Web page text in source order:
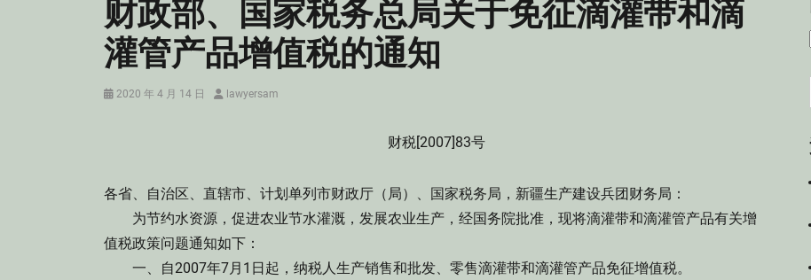
财政部、国家税务总局关于免征滴灌带和滴
灌管产品增值税的通知
Posted
2020 年 4 月 14 日 Authorlawyersam
财税[2007]83号
各省、自治区、直辖市、计划单列市财政厅（局）、国家税务局，新疆生产建设兵团财务局：
为节约水资源，促进农业节水灌溉，发展农业生产，经国务院批准，现将滴灌带和滴灌管产品有关增
值税政策问题通知如下：
一、自2007年7月1日起，纳税人生产销售和批发、零售滴灌带和滴灌管产品免征增值税。